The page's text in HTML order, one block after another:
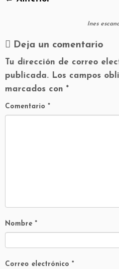
Ines
Deja un comentario
Tu dirección de correo
publicada. Los campos
marcados con *
Comentario *
Nombre *
Correo electrónico *